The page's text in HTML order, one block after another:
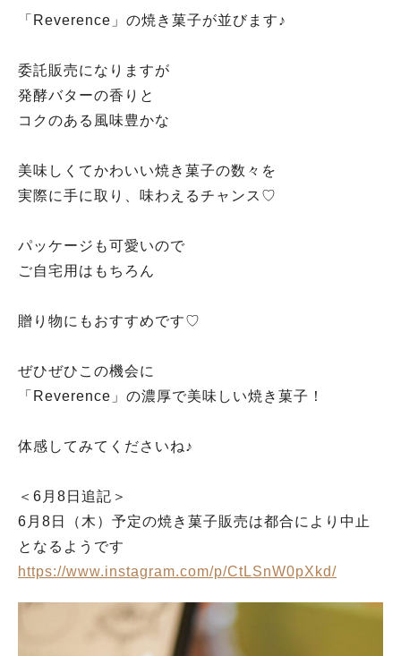
「Reverence」の焼き菓子が並びます♪
委託販売になりますが
発酵バターの香りと
コクのある風味豊かな
美味しくてかわいい焼き菓子の数々を
実際に手に取り、味わえるチャンス♡
パッケージも可愛いので
ご自宅用はもちろん
贈り物にもおすすめです♡
ぜひぜひこの機会に
「Reverence」の濃厚で美味しい焼き菓子！
体感してみてくださいね♪
＜6月8日追記＞
6月8日（木）予定の焼き菓子販売は都合により中止
となるようです
https://www.instagram.com/p/CtLSnW0pXkd/